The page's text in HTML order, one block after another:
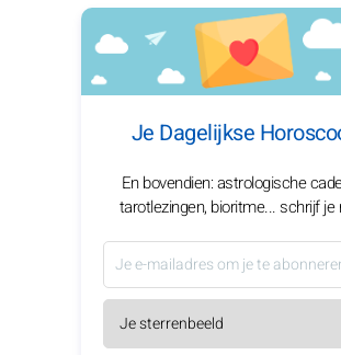
Je Dagelijkse
En bovendien: astrologische
tarotlezingen, bioritme... schrijf je